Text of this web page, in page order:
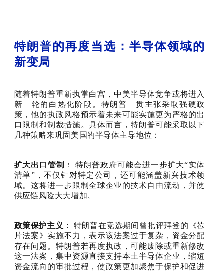
特朗普的再度当选：半导体领域的
新变局
随着特朗普重新执掌白宫，中美半导体竞争或将进入
新一轮的白热化阶段。特朗普一贯主张采取强硬政
策，他的执政风格预示着未来可能实施更为严格的出
口限制和制裁措施。具体而言，特朗普可能采取以下
几种策略来巩固美国的半导体主导地位：
扩大出口管制：
特朗普政府可能会进一步扩大“实体
清单”，不仅针对特定公司，还可能涵盖新兴技术领
域。这将进一步限制全球企业的技术自由流动，并使
供应链风险大大增加。
政策保护主义：
特朗普在竞选期间曾批评拜登的《芯
片法案》实施不力，表示该法案过于复杂，资金分配
存在问题。特朗普若再度执政，可能废除或重新修改
这一法案，集中资源直接支持本土半导体企业，缩短
资金流向的审批过程，使政策更加聚焦于保护和促进